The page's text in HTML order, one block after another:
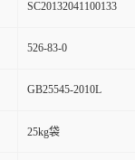
SC20132041100133
526-83-0
GB25545-2010L
25kg袋